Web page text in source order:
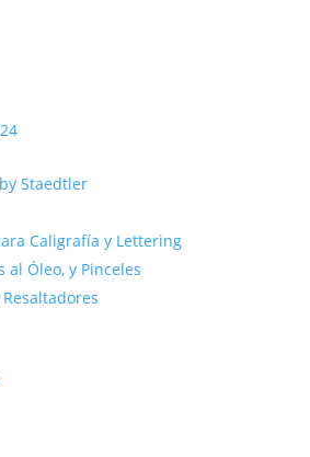
Staedtler
Caligrafía y Lettering
al Óleo, y Pinceles